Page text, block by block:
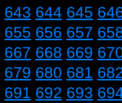
643 644 645
655 656 657
667 668 669
679 680 681
691 692 693